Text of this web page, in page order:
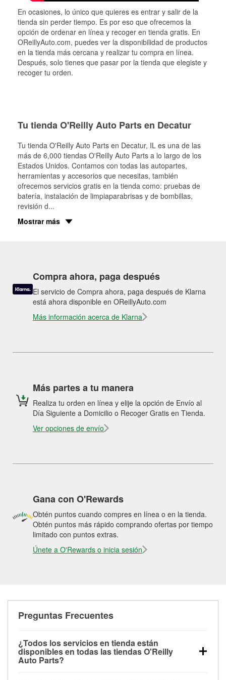
En ocasiones, lo único que quieres es entrar y salir de la
tienda sin perder tiempo. Es por eso que ofrecemos la
opción de ordenar en línea y recoger en tienda gratis. En
OReillyAuto.com, puedes ver la disponibilidad de productos
en la tienda más cercana y realizar tu compra en línea.
Después, solo tienes que pasar por la tienda que elegiste y
recoger tu orden.
Tu tienda O'Reilly Auto Parts en Decatur
Tu tienda O'Reilly Auto Parts en Decatur, IL es una de las
más de 6,000 tiendas O'Reilly Auto Parts a lo largo de los
Estados Unidos. Contamos con todas las autopartes,
herramientas y accesorios que necesitas, también
ofrecemos servicios gratis en la tienda como: pruebas de
batería, instalación de limpiaparabrisas y de bombillas,
revisión d...
Mostrar más
Compra ahora, paga después
El servicio de Compra ahora, paga después de Klarna
está ahora disponible en OReillyAuto.com
Más información acerca de Klarna
Más partes a tu manera
Realiza tu orden en línea y elije la opción de Envío al
Día Siguiente a Domicilio o Recoger Gratis en Tienda.
Ver opciones de envío
Gana con O'Rewards
Obtén puntos cuando compres en línea o en la tienda.
Obtén puntos más rápido comprando ofertas por tiempo
limitado con puntos extras.
Únete a O'Rewards o inicia sesión
Preguntas Frecuentes
¿Todos los servicios en tienda están
disponibles en todas las tiendas O'Reilly
Auto Parts?